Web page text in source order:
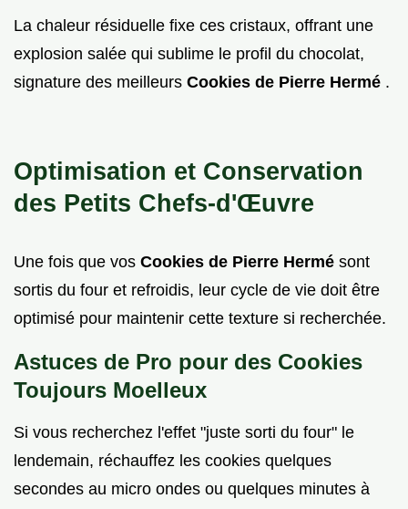
La chaleur résiduelle fixe ces cristaux, offrant une
explosion salée qui sublime le profil du chocolat,
signature des meilleurs Cookies de Pierre Hermé .
Optimisation et Conservation
des Petits Chefs-d'Œuvre
Une fois que vos Cookies de Pierre Hermé sont
sortis du four et refroidis, leur cycle de vie doit être
optimisé pour maintenir cette texture si recherchée.
Astuces de Pro pour des Cookies
Toujours Moelleux
Si vous recherchez l'effet "juste sorti du four" le
lendemain, réchauffez les cookies quelques
secondes au micro ondes ou quelques minutes à